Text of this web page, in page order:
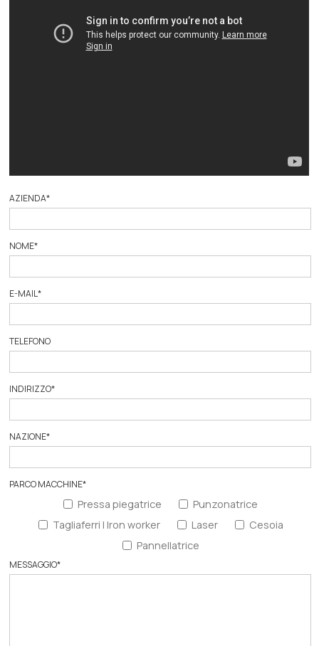
AZIENDA*
NOME*
E-MAIL*
TELEFONO
INDIRIZZO*
NAZIONE*
PARCO MACCHINE*
Pressa piegatrice
Punzonatrice
Tagliaferri | Iron worker
Laser
Cesoia
Pannellatrice
MESSAGGIO*